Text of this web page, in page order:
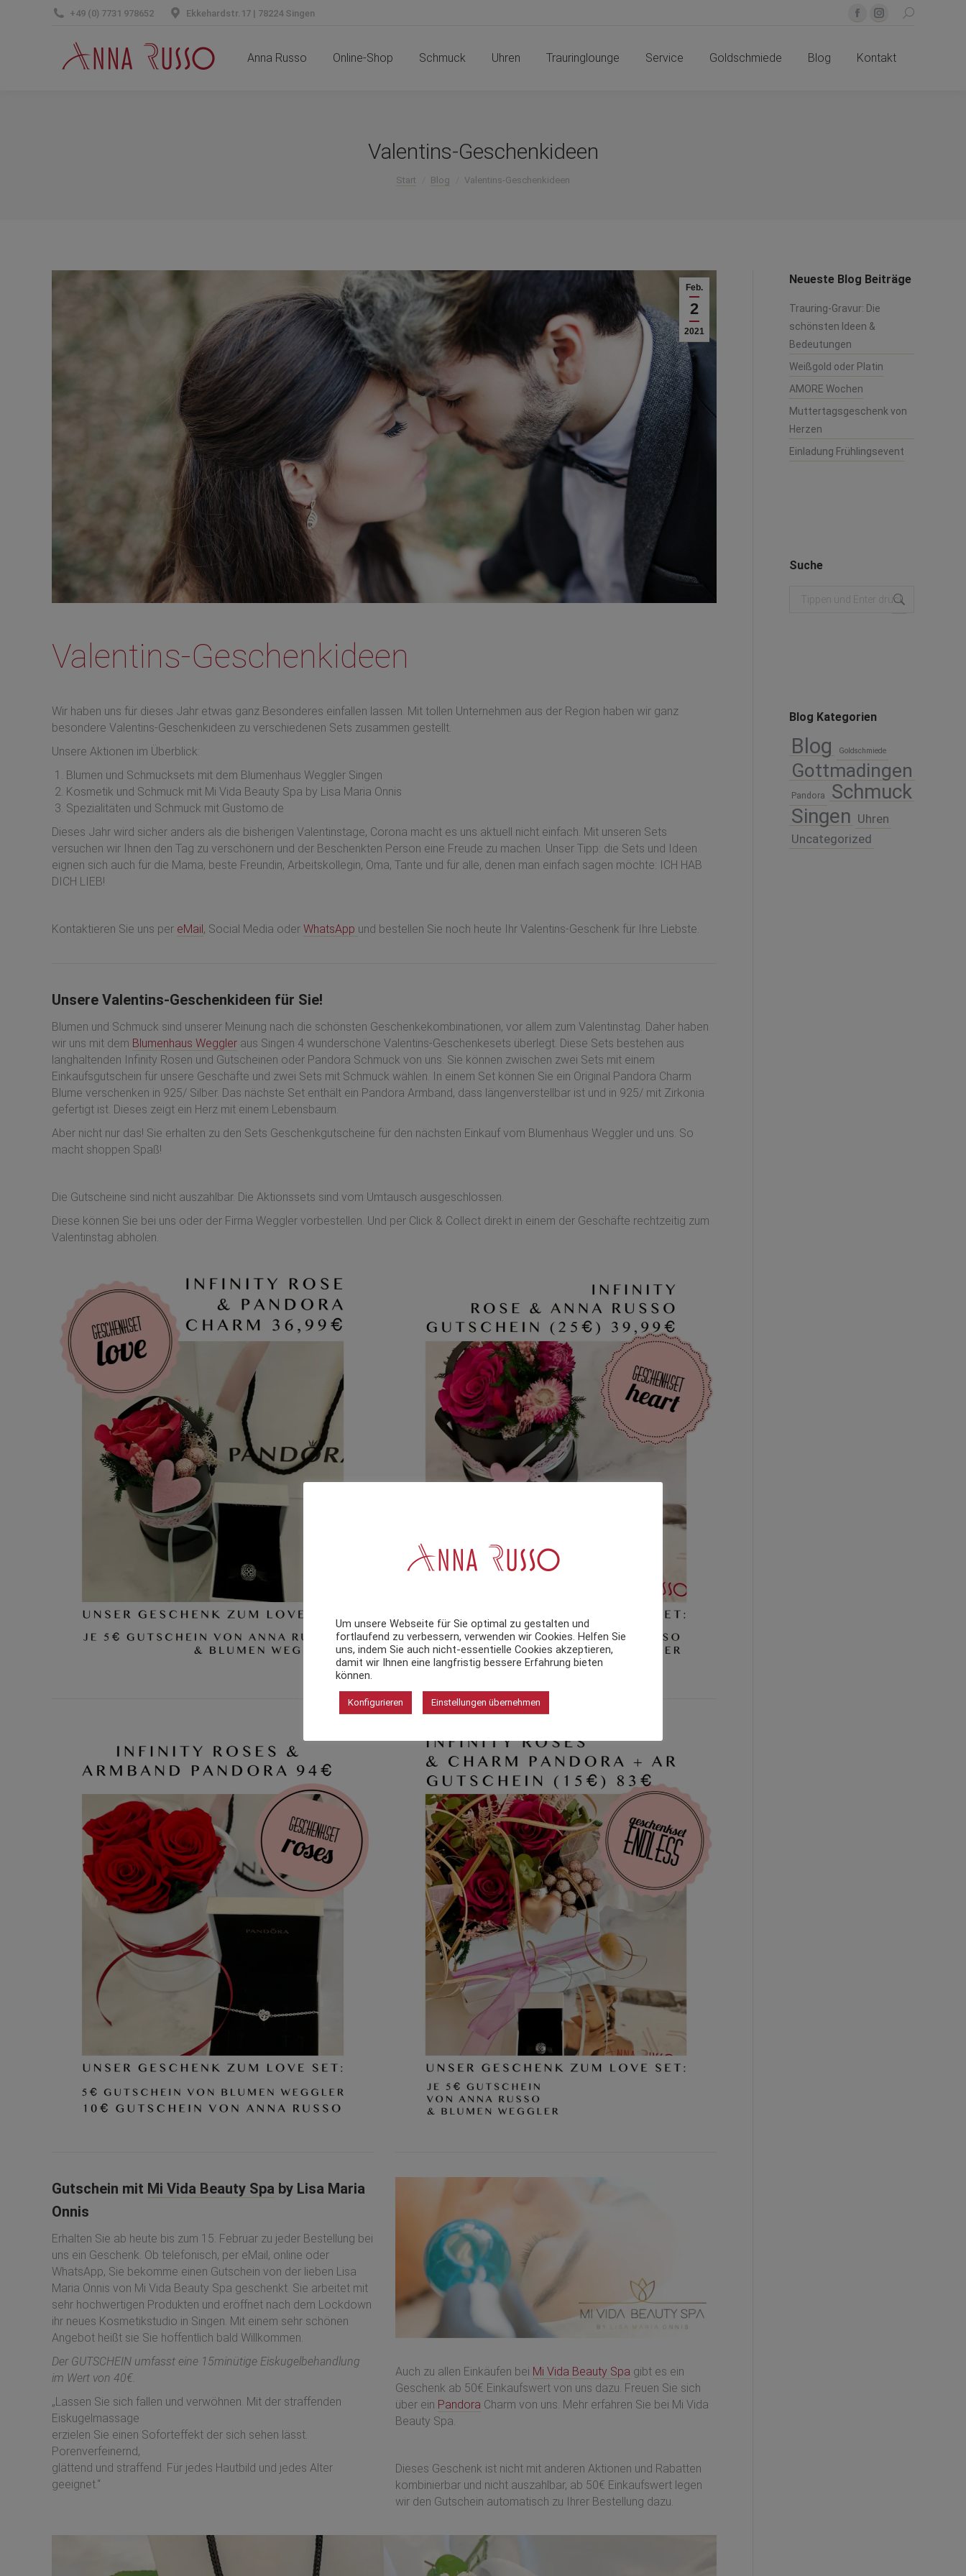
+49 (0) 7731 978652 Ekkehardstr.17 | 78224 Singen
Facebook
opens
Instagram
opens
Search:
Anna Russo Online-Shop Schmuck Uhren Trauringlounge Service Goldschmiede Blog Kontakt
Valentins-Geschenkideen
Sie befinden sich hier:
Start Blog Valentins-Geschenkideen
Feb.
2
2021
Valentins-Geschenkideen
Wir haben uns für dieses Jahr etwas ganz Besonderes einfallen lassen. Mit tollen Unternehmen aus der Region haben wir ganz
besondere Valentins-Geschenkideen zu verschiedenen Sets zusammen gestellt.
Unsere Aktionen im Überblick:
Blumen und Schmucksets mit dem Blumenhaus Weggler Singen
Kosmetik und Schmuck mit Mi Vida Beauty Spa by Lisa Maria Onnis
Spezialitäten und Schmuck mit Gustomo.de
Dieses Jahr wird sicher anders als die bisherigen Valentinstage, Corona macht es uns aktuell nicht einfach. Mit unseren Sets
versuchen wir Ihnen den Tag zu verschönern und der Beschenkten Person eine Freude zu machen. Unser Tipp: die Sets und Ideen
eignen sich auch für die Mama, beste Freundin, Arbeitskollegin, Oma, Tante und für alle, denen man einfach sagen möchte: ICH HAB
DICH LIEB!
Kontaktieren Sie uns per eMail, Social Media oder WhatsApp und bestellen Sie noch heute Ihr Valentins-Geschenk für Ihre Liebste.
Unsere Valentins-Geschenkideen für Sie!
Blumen und Schmuck sind unserer Meinung nach die schönsten Geschenkekombinationen, vor allem zum Valentinstag. Daher haben
wir uns mit dem Blumenhaus Weggler aus Singen 4 wunderschöne Valentins-Geschenkesets überlegt. Diese Sets bestehen aus
langhaltenden Infinity Rosen und Gutscheinen oder Pandora Schmuck von uns. Sie können zwischen zwei Sets mit einem
Einkaufsgutschein für unsere Geschäfte und zwei Sets mit Schmuck wählen. In einem Set können Sie ein Original Pandora Charm
Blume verschenken in 925/ Silber. Das nächste Set enthält ein Pandora Armband, dass längenverstellbar ist und in 925/ mit Zirkonia
gefertigt ist. Dieses zeigt ein Herz mit einem Lebensbaum.
Aber nicht nur das! Sie erhalten zu den Sets Geschenkgutscheine für den nächsten Einkauf vom Blumenhaus Weggler und uns. So
macht shoppen Spaß!
Die Gutscheine sind nicht auszahlbar. Die Aktionssets sind vom Umtausch ausgeschlossen.
Diese können Sie bei uns oder der Firma Weggler vorbestellen. Und per Click & Collect direkt in einem der Geschäfte rechtzeitig zum
Valentinstag abholen.
Gutschein mit Mi Vida Beauty Spa by Lisa Maria
Onnis
Erhalten Sie ab heute bis zum 15. Februar zu jeder Bestellung bei
uns ein Geschenk. Ob telefonisch, per eMail, online oder
WhatsApp, Sie bekomme einen Gutschein von der lieben Lisa
Maria Onnis von Mi Vida Beauty Spa geschenkt. Sie arbeitet mit
sehr hochwertigen Produkten und eröffnet nach dem Lockdown
ihr neues Kosmetikstudio in Singen. Mit einem sehr schönen
Angebot heißt sie Sie hoffentlich bald Willkommen.
Der GUTSCHEIN umfasst eine 15minütige Eiskugelbehandlung
im Wert von 40€.
„Lassen Sie sich fallen und verwöhnen. Mit der straffenden
Eiskugelmassage
erzielen Sie einen Soforteffekt der sich sehen lässt.
Porenverfeinernd,
glättend und straffend. Für jedes Hautbild und jedes Alter
geeignet.“
Auch zu allen Einkäufen bei Mi Vida Beauty Spa gibt es ein
Geschenk ab 50€ Einkaufswert von uns dazu. Freuen Sie sich
über ein Pandora Charm von uns. Mehr erfahren Sie bei Mi Vida
Beauty Spa.
Dieses Geschenk ist nicht mit anderen Aktionen und Rabatten
kombinierbar und nicht auszahlbar, ab 50€ Einkaufswert legen
wir den Gutschein automatisch zu Ihrer Bestellung dazu.
Neueste Blog Beiträge
Trauring-Gravur: Die
schönsten Ideen &
Bedeutungen
Weißgold oder Platin
AMORE Wochen
Muttertagsgeschenk von
Herzen
Einladung Frühlingsevent
Suche
Search:
Blog Kategorien
Blog Goldschmiede
Gottmadingen
Pandora
Schmuck
Singen Uhren
Uncategorized
Um unsere Webseite für Sie optimal zu gestalten und
fortlaufend zu verbessern, verwenden wir Cookies. Helfen Sie
uns, indem Sie auch nicht-essentielle Cookies akzeptieren,
damit wir Ihnen eine langfristig bessere Erfahrung bieten
können.
Konfigurieren Einstellungen übernehmen